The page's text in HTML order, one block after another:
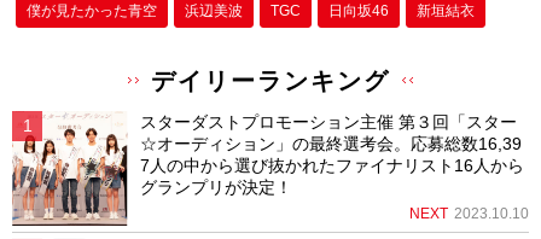
僕が⾒たかった⻘空 浜辺美波 TGC 日向坂46 新垣結衣
デイリーランキング
スターダストプロモーション主催 第３回「スター
☆オーディション」の最終選考会。応募総数16,39
7人の中から選び抜かれたファイナリスト16人から
グランプリが決定！
NEXT 2023.10.10